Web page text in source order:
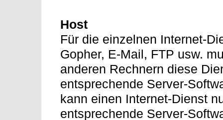
Host
Für die einzelnen Internet-
Gopher, E-Mail, FTP usw.
anderen Rechnern diese
entsprechende Server-
kann einen Internet-Dienst
entsprechende Server-